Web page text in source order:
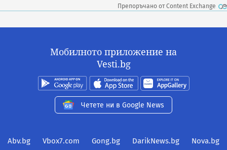
Препоръчано от Content Exchange
Мобилното приложение на
Vesti.bg
Четете ни в Google News
Abv.bg Vbox7.com Gong.bg DarikNews.bg
Nova.bg